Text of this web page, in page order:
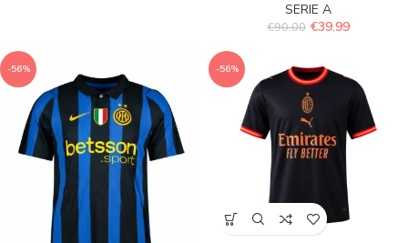
SERIE A
€90.00 €39.99
-56% -56%